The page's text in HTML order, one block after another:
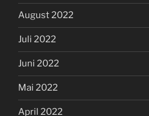
August 2022
Juli 2022
Juni 2022
Mai 2022
April 2022